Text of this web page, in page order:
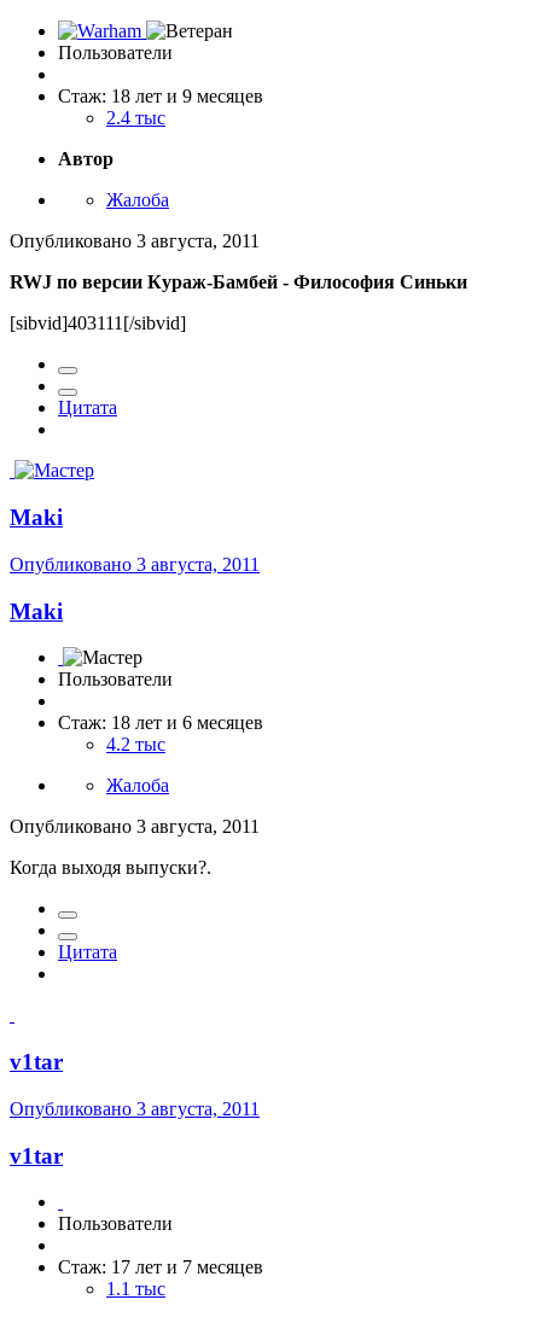
Пользователи
Стаж: 18 лет и 9 месяцев
2.4 тыс
Автор
Жалоба
Опубликовано 3 августа, 2011
RWJ по версии Кураж-Бамбей - Философия Синьки
[sibvid]403111[/sibvid]
Цитата
Maki
Опубликовано 3 августа, 2011
Maki
Пользователи
Стаж: 18 лет и 6 месяцев
4.2 тыс
Жалоба
Опубликовано 3 августа, 2011
Когда выходя выпуски?.
Цитата
v1tar
Опубликовано 3 августа, 2011
v1tar
Пользователи
Стаж: 17 лет и 7 месяцев
1.1 тыс